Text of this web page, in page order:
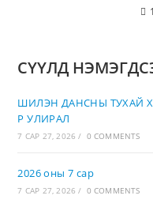
СҮҮЛД
ШИЛЭН ДАНСНЫ ТУХАЙ
Р УЛИРАЛ
7 САР 27, 2026 / 0 COMMENTS
2026 оны 7 сар
7 САР 27, 2026 / 0 COMMENTS